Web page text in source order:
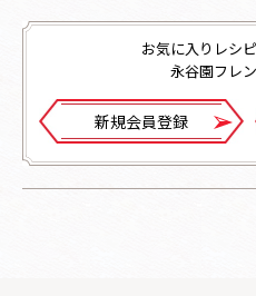
お気に入りレシ
永谷園フレ
新規会員登録